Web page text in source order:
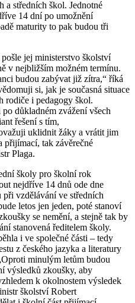
a středních škol. Jednotné
14 dní po umožnění
maturity to pak budou tři
jej ministerstvo školství
v nejbližším možném termínu.
budou zabývat již zítra,“ říká
si, jak je současná situace
rodiče i pedagogy škol.
důkladném zvážení všech
řešení s tím,
uklidnit žáky a vrátit jim
přijímací, tak závěrečné
Plaga.
školy pro školní rok
nejdříve 14 dnů ode dne
vzdělávání ve středních
letos jen jeden, poté stanoví
se nemění, a stejně tak by
stanovená ředitelem školy.
i ve společné části – tedy
z českého jazyka a literatury
minulým letům budou
výsledků zkoušky, aby
k okolnostem výsledek
školství Robert